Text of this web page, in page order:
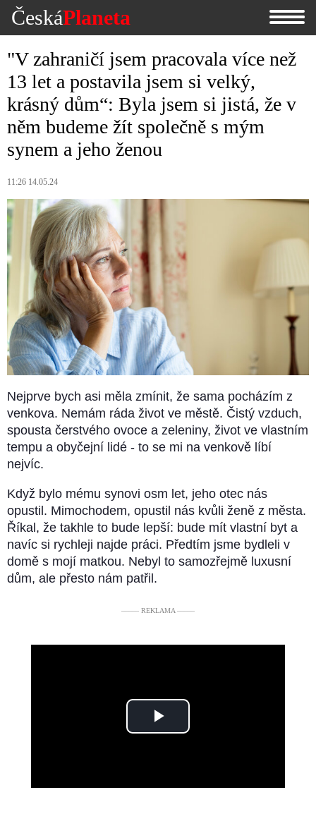
ČeskáPlaneta
"V zahraničí jsem pracovala více než
13 let a postavila jsem si velký,
krásný dům“: Byla jsem si jistá, že v
něm budeme žít společně s mým
synem a jeho ženou
11:26 14.05.24
Nejprve bych asi měla zmínit, že sama pocházím z
venkova. Nemám ráda život ve městě. Čistý vzduch,
spousta čerstvého ovoce a zeleniny, život ve vlastním
tempu a obyčejní lidé - to se mi na venkově líbí
nejvíc.
Když bylo mému synovi osm let, jeho otec nás
opustil. Mimochodem, opustil nás kvůli ženě z města.
Říkal, že takhle to bude lepší: bude mít vlastní byt a
navíc si rychleji najde práci. Předtím jsme bydleli v
domě s mojí matkou. Nebyl to samozřejmě luxusní
dům, ale přesto nám patřil.
––––– REKLAMA –––––
Play